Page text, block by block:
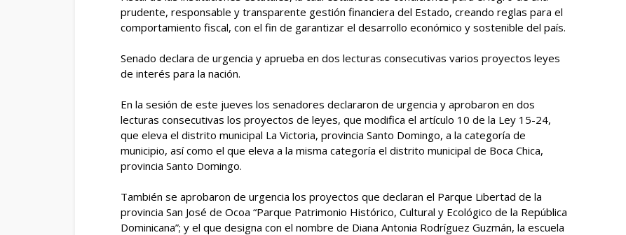
prudente, responsable y transparente gestión financiera del Estado, creando reglas para el
comportamiento fiscal, con el fin de garantizar el desarrollo económico y sostenible del país.
Senado declara de urgencia y aprueba en dos lecturas consecutivas varios proyectos leyes
de interés para la nación.
En la sesión de este jueves los senadores declararon de urgencia y aprobaron en dos
lecturas consecutivas los proyectos de leyes, que modifica el artículo 10 de la Ley 15-24,
que eleva el distrito municipal La Victoria, provincia Santo Domingo, a la categoría de
municipio, así como el que eleva a la misma categoría el distrito municipal de Boca Chica,
provincia Santo Domingo.
También se aprobaron de urgencia los proyectos que declaran el Parque Libertad de la
provincia San José de Ocoa “Parque Patrimonio Histórico, Cultural y Ecológico de la República
Dominicana”; y el que designa con el nombre de Diana Antonia Rodríguez Guzmán, la escuela